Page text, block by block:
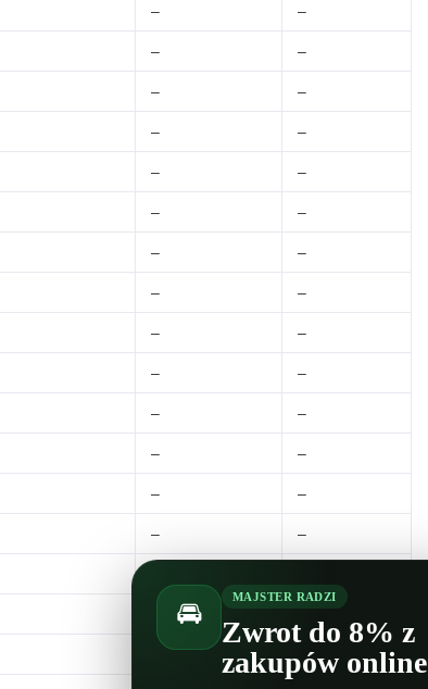
– –
– –
– –
– –
– –
– –
– –
– –
– –
– –
– –
– –
– –
– –
–
🚘 MAJSTER RADZI
Zwrot do 8% z
zakupów online